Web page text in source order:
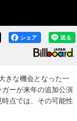
送る
シェア
きな機会となった一
ーが来年の追加公演
点では、その可能性